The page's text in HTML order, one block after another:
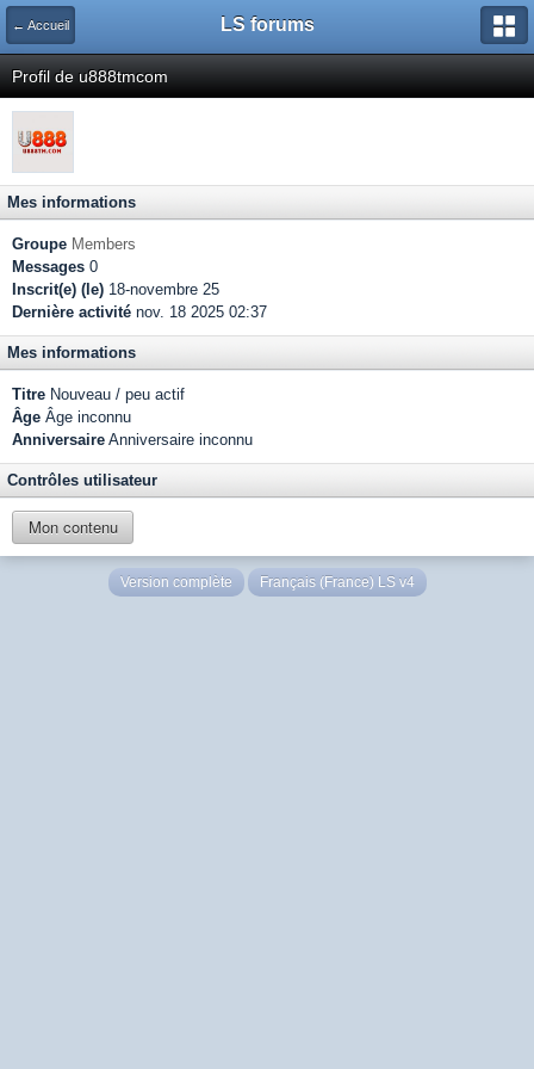
← Accueil LS forums
Profil de u888tmcom
Mes informations
Groupe Members
Messages 0
Inscrit(e) (le) 18-novembre 25
Dernière activité nov. 18 2025 02:37
Mes informations
Titre Nouveau / peu actif
Âge Âge inconnu
Anniversaire Anniversaire inconnu
Contrôles utilisateur
Mon contenu
Version complète Français (France) LS v4